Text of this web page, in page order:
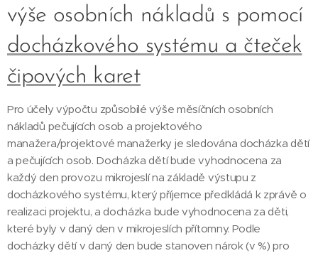
výše osobních nákladů s pomocí
docházkového systému a čteček
čipových karet
Pro účely výpočtu způsobilé výše měsíčních osobních
nákladů pečujících osob a projektového
manažera/projektové manažerky je sledována docházka dětí
a pečujících osob. Docházka dětí bude vyhodnocena za
každý den provozu mikrojeslí na základě výstupu z
docházkového systému, který příjemce předkládá k zprávě o
realizaci projektu, a docházka bude vyhodnocena za děti,
které byly v daný den v mikrojeslích přítomny. Podle
docházky dětí v daný den bude stanoven nárok (v %) pro